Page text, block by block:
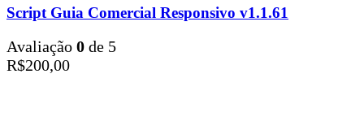
Script Guia Comercial Responsivo v1.1.61
Avaliação 0 de 5
R$200,00